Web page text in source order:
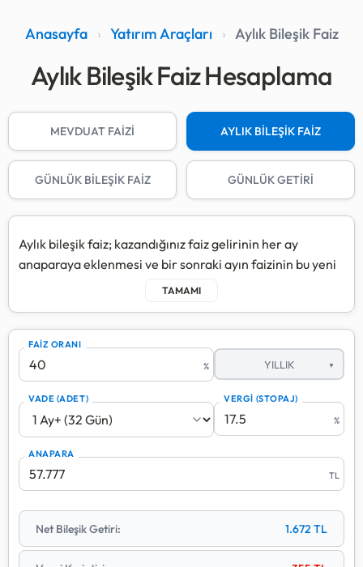
Anasayfa › Yatırım Araçları › Aylık Bileşik Faiz
Aylık Bileşik Faiz Hesaplama
MEVDUAT FAİZİ AYLIK BİLEŞİK FAİZ
GÜNLÜK BİLEŞİK FAİZ GÜNLÜK GETİRİ
Aylık bileşik faiz; kazandığınız faiz gelirinin her ay
anaparaya eklenmesi ve bir sonraki ayın faizinin bu yeni
toplam üzerinden hesaplanmasıdır.
Bu yöntem, "faizin faizi" olarak da bilinir ve özellikle uzun
vadeli yatırımlarda anaparanın standart mevduata göre
çok daha hızlı büyümesini sağlar.
Hesaplama yapılırken stopaj kesintisi her dönem
sonunda düşülür ve kalan net tutar anaparaya eklenerek
devreder. Bu sayede gerçek getirinizi daha net
görebilirsiniz.
Vade sayısı arttıkça bileşik faizin etkisi katlanarak artar.
Bu araçla farklı faiz oranları ve süreler için birikiminizin
gelecekteki değerini tahmin edebilirsiniz.
FAIZ ORANI
%
YILLIK
VADE (ADET)
VERGİ (STOPAJ)
%
ANAPARA
TL
Net Bileşik Getiri: 1.672 TL